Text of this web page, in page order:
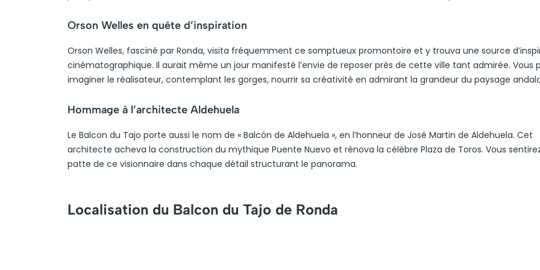
Orson Welles en quête d’inspiration
Orson Welles, fasciné par Ronda, visita fréquemment ce somptueux promontoire et y trouva une source
cinématographique. Il aurait même un jour manifesté l’envie de reposer près de cette ville tant admirée. Vous
imaginer le réalisateur, contemplant les gorges, nourrir sa créativité en admirant la grandeur du paysage
Hommage à l’architecte Aldehuela
Le Balcon du Tajo porte aussi le nom de « Balcón de Aldehuela », en l’honneur de José Martin de Aldehuela. Cet
architecte acheva la construction du mythique Puente Nuevo et rénova la célèbre Plaza de Toros. Vous
patte de ce visionnaire dans chaque détail structurant le panorama.
Localisation du Balcon du Tajo de Ronda